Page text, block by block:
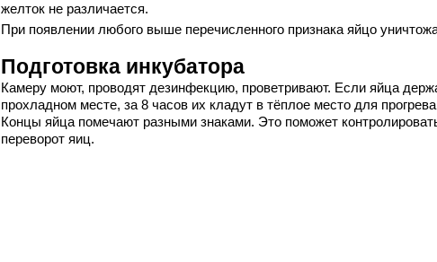
желток не различается.
При появлении любого выше перечисленного признака яйцо
Подготовка инкубатора
Камеру моют, проводят дезинфекцию, проветривают. Если яйца
прохладном месте, за 8 часов их кладут в тёплое место для
Концы яйца помечают разными знаками. Это поможет
переворот яиц.